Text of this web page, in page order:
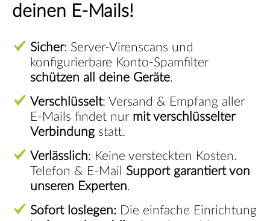
deinen E-Mails!
Sicher: Server-Virenscans und
konfigurierbare Konto-Spamfilter
schützen all deine Geräte.
Verschlüsselt: Versand & Empfang aller
E-Mails findet nur mit verschlüsselter
Verbindung statt.
Verlässlich: Keine versteckten Kosten.
Telefon & E-Mail Support garantiert von
unseren Experten.
Sofort loslegen: Die einfache Einrichtung